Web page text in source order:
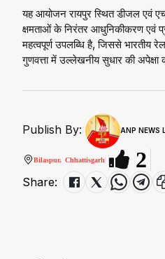
यह आयोजन रायपुर स्थित डीजल एवं
क्षमताओं के निरंतर आधुनिकीकरण एवं
महत्वपूर्ण उपलब्धि है, जिससे भारतीय
गुणवत्ता में उल्लेखनीय सुधार की अपेक्षा
Publish By: ANP NEWS
Bilaspur, Chhattisgarh 2
Share: